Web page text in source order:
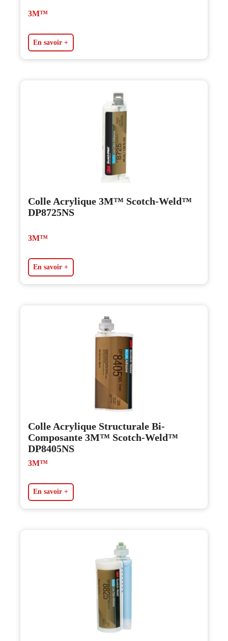
3M™
En savoir +
Colle Acrylique 3M™ Scotch-Weld™
DP8725NS
3M™
En savoir +
Colle Acrylique Structurale Bi-
Composante 3M™ Scotch-Weld™
DP8405NS
3M™
En savoir +